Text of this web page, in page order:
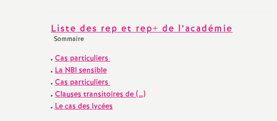
Section des Hautes-Alpes (05)
Liste des rep et rep+ de l’académie
Sommaire
Cas particuliers
La NBI sensible
Cas particuliers
Clauses transitoires de (…)
Le cas des lycées